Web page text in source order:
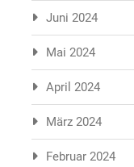
Juni 2024
Mai 2024
April 2024
März 2024
Februar 2024